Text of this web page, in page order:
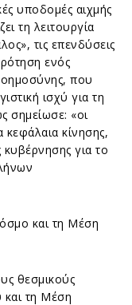
υποδομές αιχμής
τη λειτουργία
τις επενδύσεις
ενός
που
ισχύ για τη
σημείωσε: «οι
κίνησης,
για το
και τη Μέση
θεσμικούς
και τη Μέση